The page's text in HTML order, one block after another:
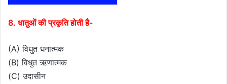
8. धातुओं की प्रकृति होती है-
(A) विधुत धनात्मक
(B) विधुत ऋणात्मक
(C) उदासीन